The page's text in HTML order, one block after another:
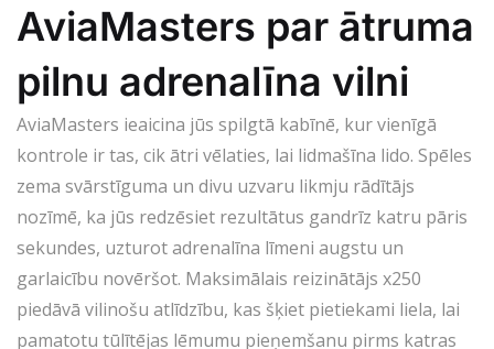
AviaMasters par ātruma
pilnu adrenalīna vilni
AviaMasters ieaicina jūs spilgtā kabīnē, kur vienīgā
kontrole ir tas, cik ātri vēlaties, lai lidmašīna lido. Spēles
zema svārstīguma un divu uzvaru likmju rādītājs
nozīmē, ka jūs redzēsiet rezultātus gandrīz katru pāris
sekundes, uzturot adrenalīna līmeni augstu un
garlaicību novēršot. Maksimālais reizinātājs x250
piedāvā vilinošu atlīdzību, kas šķiet pietiekami liela, lai
pamatotu tūlītējas lēmumu pieņemšanu pirms katras